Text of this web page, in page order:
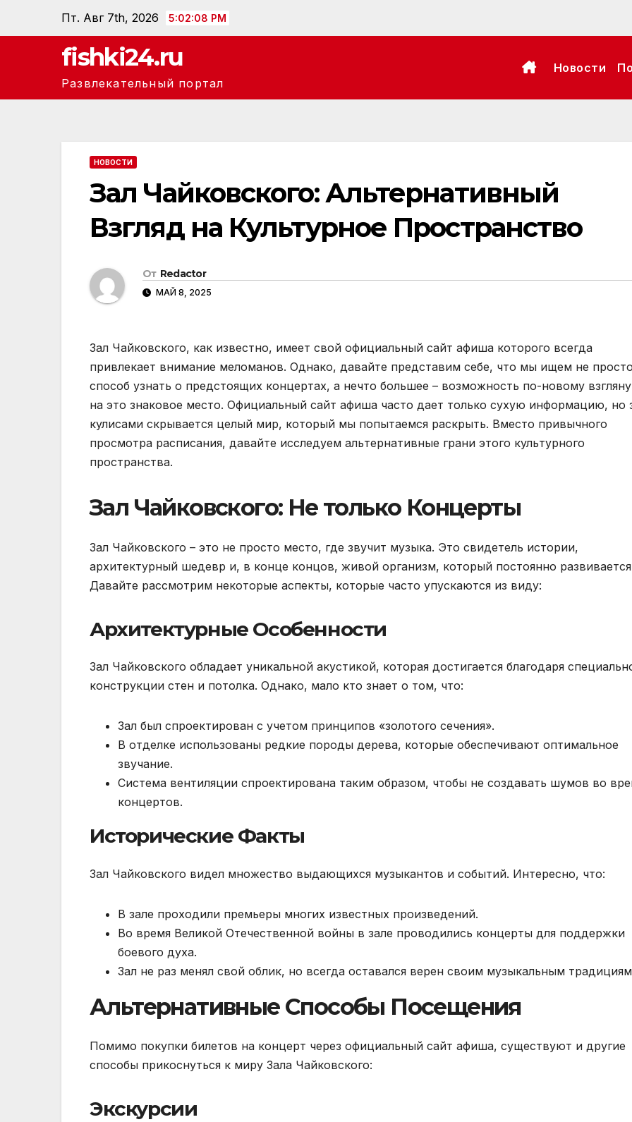
содержанию
Пт. Авг 7th, 2026 5:02:09 PM
fishki24.ru
Развлекательный портал
Новости
НОВОСТИ
Зал Чайковского: Альтернативный
Взгляд на Культурное Пространство
От Redactor
МАЙ 8, 2025
Зал Чайковского, как известно, имеет свой официальный сайт афиша которого всегда
привлекает внимание меломанов. Однако, давайте представим себе, что мы ищем не
способ узнать о предстоящих концертах, а нечто большее – возможность по-новому
на это знаковое место. Официальный сайт афиша часто дает только сухую информацию, но
кулисами скрывается целый мир, который мы попытаемся раскрыть. Вместо привычного
просмотра расписания, давайте исследуем альтернативные грани этого культурного
пространства.
Зал Чайковского: Не только Концерты
Зал Чайковского – это не просто место, где звучит музыка. Это свидетель истории,
архитектурный шедевр и, в конце концов, живой организм, который постоянно
Давайте рассмотрим некоторые аспекты, которые часто упускаются из виду:
Архитектурные Особенности
Зал Чайковского обладает уникальной акустикой, которая достигается благодаря
конструкции стен и потолка. Однако, мало кто знает о том, что:
Зал был спроектирован с учетом принципов «золотого сечения».
В отделке использованы редкие породы дерева, которые обеспечивают оптимальное
звучание.
Система вентиляции спроектирована таким образом, чтобы не создавать шумов во
концертов.
Исторические Факты
Зал Чайковского видел множество выдающихся музыкантов и событий. Интересно, что:
В зале проходили премьеры многих известных произведений.
Во время Великой Отечественной войны в зале проводились концерты для поддержки
боевого духа.
Зал не раз менял свой облик, но всегда оставался верен своим музыкальным
Альтернативные Способы Посещения
Помимо покупки билетов на концерт через официальный сайт афиша, существуют и другие
способы прикоснуться к миру Зала Чайковского:
Экскурсии